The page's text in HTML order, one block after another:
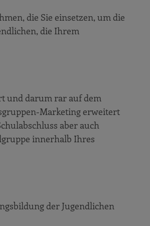
die Sie einsetzen, um die
die Ihrem
und darum rar auf dem
Marketing erweitert
aber auch
innerhalb Ihres
der Jugendlichen